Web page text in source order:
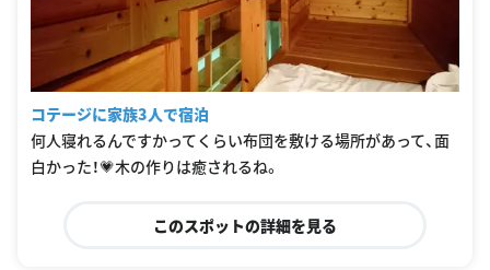
コテージに家族3人で宿泊
何人寝れるんですかってくらい布団を敷ける場所があって、面
白かった！💗木の作りは癒されるね。
このスポットの詳細を見る